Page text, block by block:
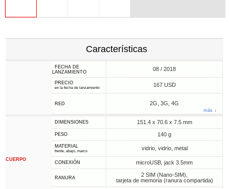
Características
FECHA DE
LANZAMIENTO
08 / 2018
PRECIO
en la fecha de lanzamiento 167 USD
RED 2G, 3G, 4G
más ↓
CUERPO
DIMENSIONES 151.4 x 70.6 x 7.5 mm
PESO 140 g
MATERIAL
frente, abajo, marco vidrio, vidrio, metal
CONEXIÓN microUSB, jack 3.5mm
RANURA
2 SIM (Nano-SIM),
tarjeta de memoria (ranura compartida)